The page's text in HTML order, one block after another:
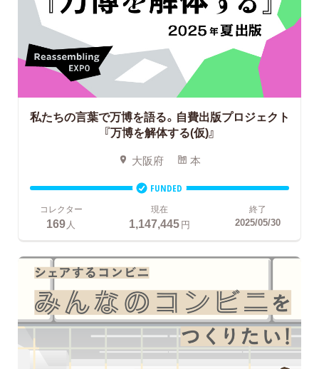
私たちの言葉で万博を語る。自費出版プロジェクト
『万博を解体する(仮)』
大阪府 本
FUNDED
コレクター
169人
現在
1,147,445円
終了
2025/05/30